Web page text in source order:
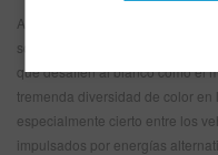
Aunque los números totales no
son consistentes en popularidad
que desafíen al blanco como el
tremenda diversidad de color
especialmente cierto entre los
impulsados por energías